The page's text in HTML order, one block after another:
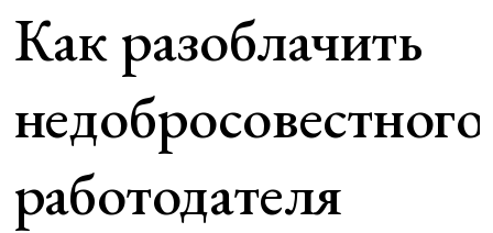
Как разоблачить
недобросовестного
работодателя